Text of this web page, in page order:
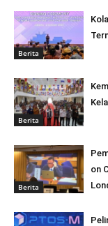
Berita
Berita
Berita
on